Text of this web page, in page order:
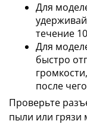
Для
течение
Для
быстро
после
Проверьте
пыли или грязи